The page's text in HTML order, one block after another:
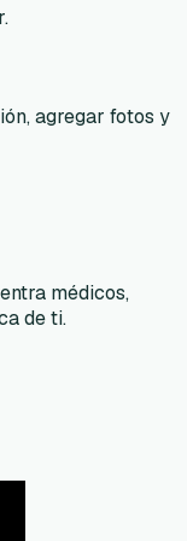
agregar fotos y
médicos,
de ti.